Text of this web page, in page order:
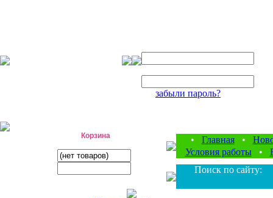
забыли пароль?
Корзина • Главная•
Условия работы•
Поиск по сайту: